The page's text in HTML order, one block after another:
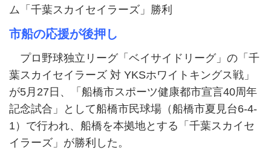
ム「千葉スカイセイラーズ」勝利
市船の応援が後押し
プロ野球独立リーグ「ベイサイドリーグ」の「千
葉スカイセイラーズ 対 YKSホワイトキングス戦」
が5月27日、「船橋市スポーツ健康都市宣言40周年
記念試合」として船橋市民球場（船橋市夏見台6-4-
1）で行われ、船橋を本拠地とする「千葉スカイセ
イラーズ」が勝利した。